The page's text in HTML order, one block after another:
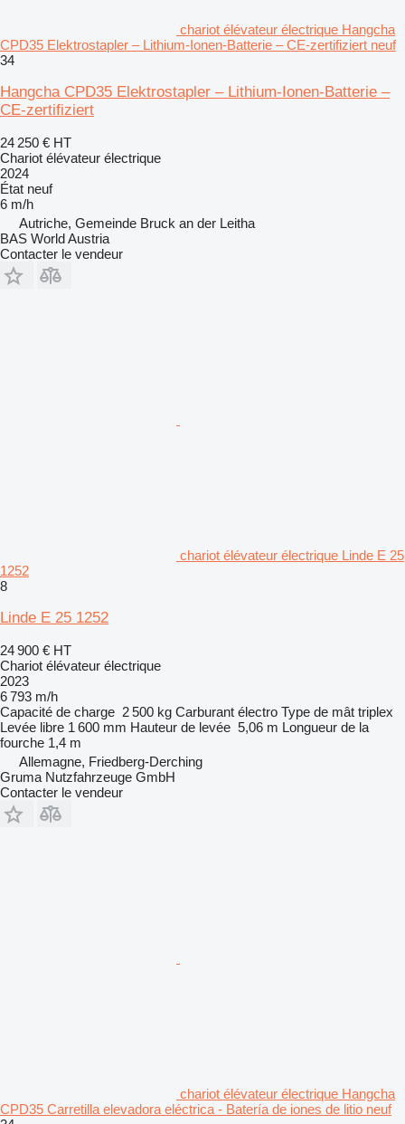
chariot élévateur électrique Hangcha
CPD35 Elektrostapler – Lithium-Ionen-Batterie – CE-zertifiziert neuf
34
Hangcha CPD35 Elektrostapler – Lithium-Ionen-Batterie –
CE-zertifiziert
24 250 € HT
Chariot élévateur électrique
2024
État neuf
6 m/h
Autriche, Gemeinde Bruck an der Leitha
BAS World Austria
Contacter le vendeur
chariot élévateur électrique Linde E 25
1252
8
Linde E 25 1252
24 900 € HT
Chariot élévateur électrique
2023
6 793 m/h
Capacité de charge 2 500 kg Carburant électro Type de mât triplex
Levée libre 1 600 mm Hauteur de levée 5,06 m Longueur de la
fourche 1,4 m
Allemagne, Friedberg-Derching
Gruma Nutzfahrzeuge GmbH
Contacter le vendeur
chariot élévateur électrique Hangcha
CPD35 Carretilla elevadora eléctrica - Batería de iones de litio neuf